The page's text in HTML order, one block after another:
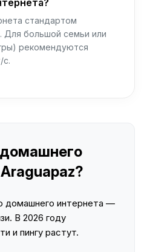
стандартом
Для большой семьи или
рекомендуются
с.
домашнего интернета —
В 2026 году
и пингу растут.